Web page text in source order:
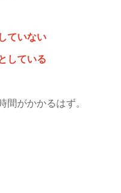
ていない
している
間がかかるはず。